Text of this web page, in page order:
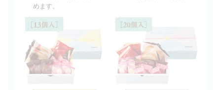
めます。